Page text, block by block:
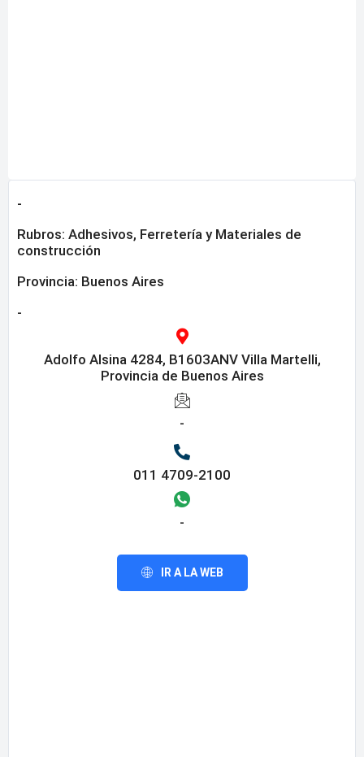
-
Rubros: Adhesivos, Ferretería y Materiales de
construcción
Provincia: Buenos Aires
-
Adolfo Alsina 4284, B1603ANV Villa Martelli,
Provincia de Buenos Aires
-
011 4709-2100
-
IR A LA WEB